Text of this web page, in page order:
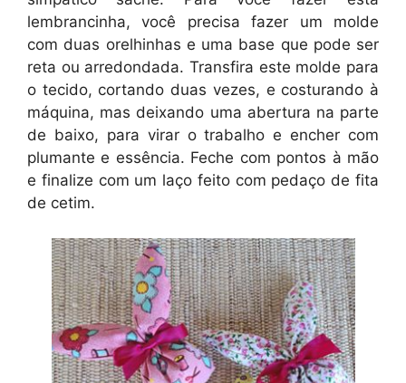
lembrancinha, você precisa fazer um molde
com duas orelhinhas e uma base que pode ser
reta ou arredondada. Transfira este molde para
o tecido, cortando duas vezes, e costurando à
máquina, mas deixando uma abertura na parte
de baixo, para virar o trabalho e encher com
plumante e essência. Feche com pontos à mão
e finalize com um laço feito com pedaço de fita
de cetim.